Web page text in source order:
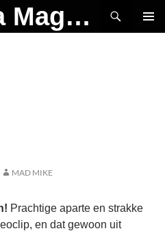
MAD Media Magazine
MAD MIKE
Prachtige aparte en strakke
en dat gewoon uit